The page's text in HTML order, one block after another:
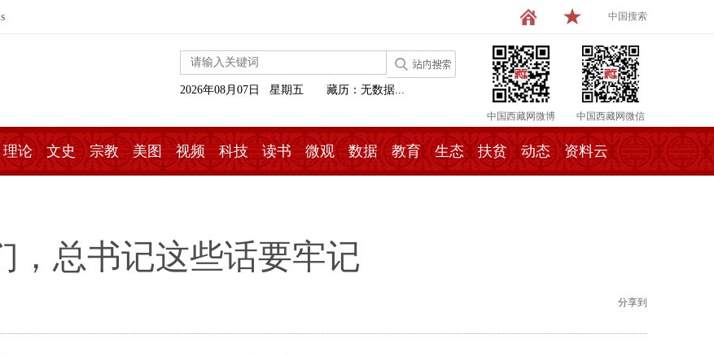
中国搜索
中国西藏网微博 中国西藏网微信
2026年08月07日 星期五 藏历：无数据...
理论 文史 宗教 美图 视频 科技 读书 微观 数据 教育 生态 扶贫 动态 资料云
，总书记这些话要牢记
分享到